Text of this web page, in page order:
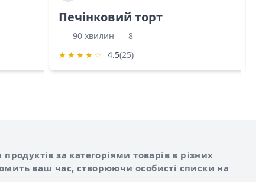
Печінковий торт
90 хвилин
8
★ ★ ★ ★ ☆ 4.5(25)
за категоріями товарів в різних
ваш час, створюючи особисті списки на